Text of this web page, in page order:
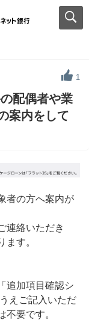
1
配偶者や業
案内をして
者の方へ案内が
連絡いただき
ます。
追加項目確認シ
えご記入いただ
不要です。